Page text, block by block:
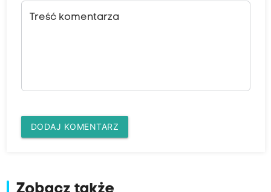
Treść komentarza
DODAJ KOMENTARZ